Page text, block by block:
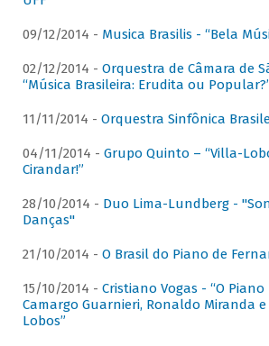
09/12/2014 - Musica Brasilis - “Bela
02/12/2014 - Orquestra de Câmara de
“Música Brasileira: Erudita ou
11/11/2014 - Orquestra Sinfônica
04/11/2014 - Grupo Quinto – “Villa-
Cirandar!”
28/10/2014 - Duo Lima-Lundberg -
Danças"
21/10/2014 - O Brasil do Piano de
15/10/2014 - Cristiano Vogas - “O
Camargo Guarnieri, Ronaldo Miranda
Lobos”